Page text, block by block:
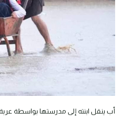
أب ينقل ابنته إلى مدرستها بواسطة